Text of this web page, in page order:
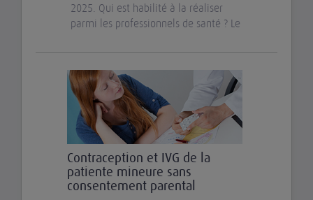
2025. Qui est habilité à la réaliser
parmi les professionnels de santé ? Le
Contraception et IVG de la
patiente mineure sans
consentement parental